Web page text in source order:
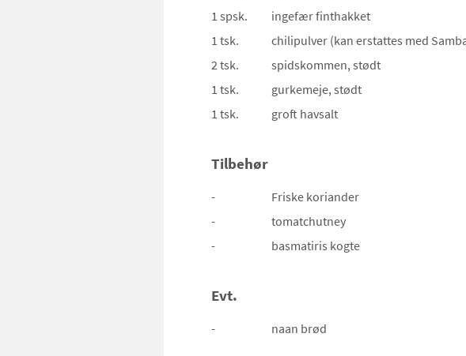
1 spsk.
ingefærfinthakket
1 tsk.
chilipulver (kan erstattes med
2 tsk.
spidskommen, stødt
1 tsk.
gurkemeje, stødt
1 tsk.
groft havsalt
Tilbehør
-
Friske koriander
-
tomatchutney
-
basmatiris kogte
Evt.
- naan brød